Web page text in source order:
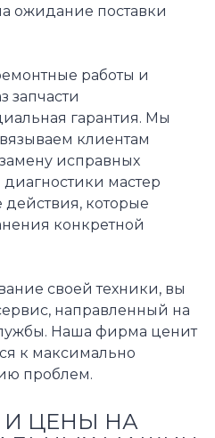
ожидание поставки
работы и
запчасти
гарантия. Мы
клиентам
исправных
мастер
действия, которые
конкретной
своей техники, вы
направленный на
Наша фирма ценит
к максимально
проблем.
И ЦЕНЫ НА